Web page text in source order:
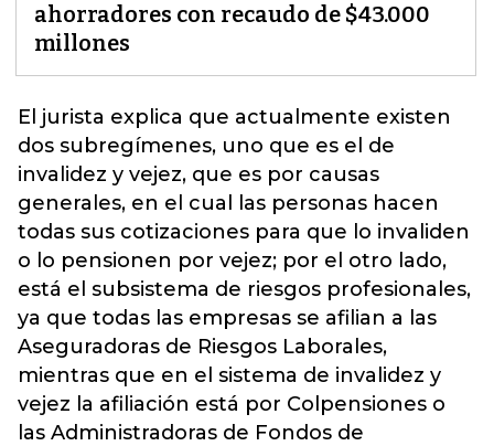
ahorradores con recaudo de $43.000
millones
El jurista explica que actualmente existen
dos subregímenes, uno que es el de
invalidez y vejez, que es por causas
generales, en el cual las personas hacen
todas sus cotizaciones para que lo invaliden
o lo pensionen por vejez; por el otro lado,
está el subsistema de riesgos profesionales,
ya que todas las empresas se afilian a las
Aseguradoras de Riesgos Laborales,
mientras que en el sistema de invalidez y
vejez la afiliación está por Colpensiones o
las Administradoras de Fondos de